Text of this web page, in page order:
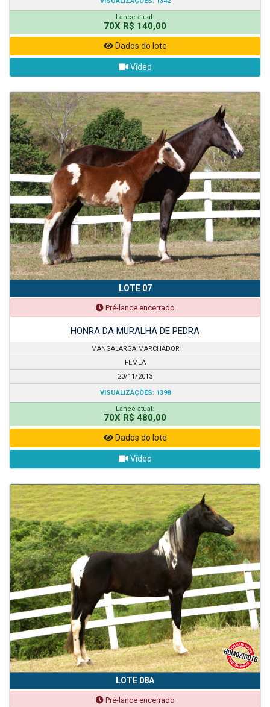
Lance atual:
70X R$ 140,00
Dados do lote
Vídeo
LOTE 07
Pré-lance encerrado
HONRA DA MURALHA DE PEDRA
MANGALARGA MARCHADOR
FÊMEA
20/11/2013
VISUALIZAÇÕES: 1398
Lance atual:
70X R$ 480,00
Dados do lote
Vídeo
LOTE 08A
Pré-lance encerrado